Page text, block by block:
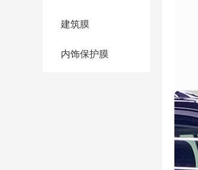
建筑膜
内饰保护膜